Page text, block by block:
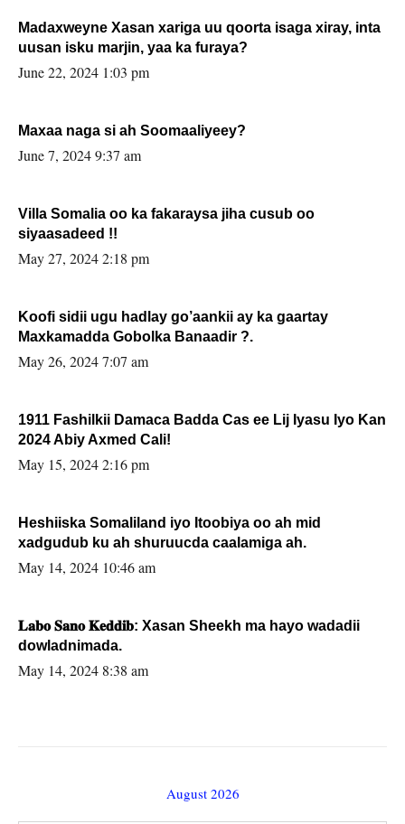
Madaxweyne Xasan xariga uu qoorta isaga xiray, inta
uusan isku marjin, yaa ka furaya?
June 22, 2024 1:03 pm
Maxaa naga si ah Soomaaliyeey?
June 7, 2024 9:37 am
Villa Somalia oo ka fakaraysa jiha cusub oo
siyaasadeed !!
May 27, 2024 2:18 pm
Koofi sidii ugu hadlay go’aankii ay ka gaartay
Maxkamadda Gobolka Banaadir ?.
May 26, 2024 7:07 am
1911 Fashilkii Damaca Badda Cas ee Lij Iyasu Iyo Kan
2024 Abiy Axmed Cali!
May 15, 2024 2:16 pm
Heshiiska Somaliland iyo Itoobiya oo ah mid
xadgudub ku ah shuruucda caalamiga ah.
May 14, 2024 10:46 am
𝐋𝐚𝐛𝐨 𝐒𝐚𝐧𝐨 𝐊𝐞𝐝𝐝𝐢𝐛: Xasan Sheekh ma hayo wadadii
dowladnimada.
May 14, 2024 8:38 am
August 2026